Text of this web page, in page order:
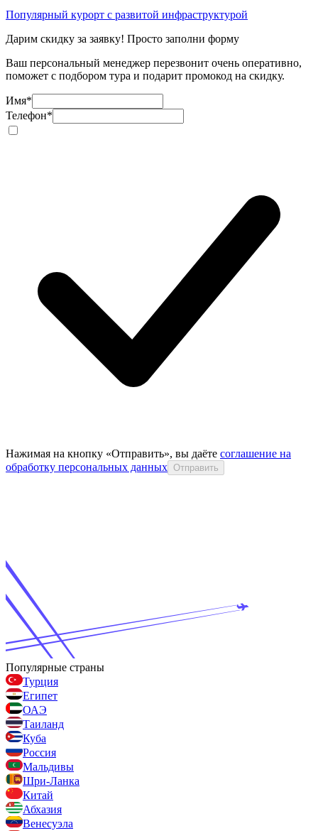
Популярный курорт с развитой инфраструктурой
Дарим скидку за заявку! Просто заполни форму
Ваш персональный менеджер перезвонит очень оперативно,
поможет с подбором тура и подарит промокод на скидку.
Имя*
Телефон*
Нажимая на кнопку «Отправить», вы даёте соглашение на
обработку персональных данных Отправить
Популярные страны
Турция
Египет
ОАЭ
Таиланд
Куба
Россия
Мальдивы
Шри-Ланка
Китай
Абхазия
Венесуэла